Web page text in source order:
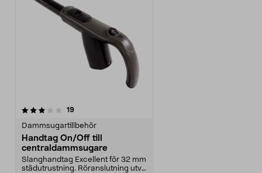
19recensioner
Dammsugartillbehör
Handtag On/Off till
centraldammsugare
Slanghandtag Excellent för 32 mm
städutrustning. Röranslutning utv.